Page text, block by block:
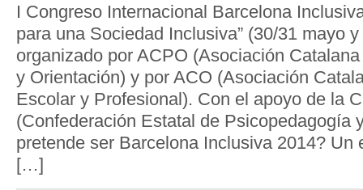
I Congreso Internacional Barcelona
para una Sociedad Inclusiva” (30/31 mayo
organizado por ACPO (Asociación
y Orientación) y por ACO (Asociación
Escolar y Profesional). Con el apoyo de la
(Confederación Estatal de Psicopedagogía
pretende ser Barcelona Inclusiva 2014? Un
[…]